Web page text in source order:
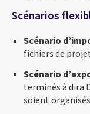
Scénarios
Scénario
fichiers de
Scénario
terminés à dira
soient